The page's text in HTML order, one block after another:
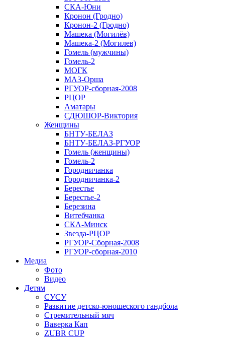
СКА-Юни
Кронон (Гродно)
Кронон-2 (Гродно)
Машека (Могилёв)
Машека-2 (Могилев)
Гомель (мужчины)
Гомель-2
МОГК
МАЗ-Орша
РГУОР-сборная-2008
РЦОР
Аматары
СДЮШОР-Виктория
Женщины
БНТУ-БЕЛАЗ
БНТУ-БЕЛАЗ-РГУОР
Гомель (женщины)
Гомель-2
Городничанка
Городничанка-2
Берестье
Берестье-2
Березина
Витебчанка
СКА-Минск
Звезда-РЦОР
РГУОР-Сборная-2008
РГУОР-сборная-2010
Медиа
Фото
Видео
Детям
СУСУ
Развитие детско-юношеского гандбола
Стремительный мяч
Ваверка Кап
ZUBR CUP